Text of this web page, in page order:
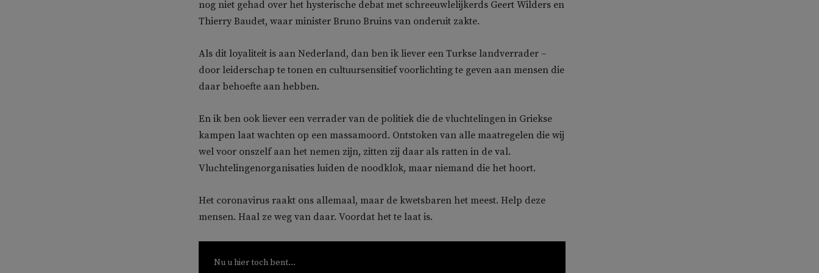
nog niet gehad over het hysterische debat met schreeuwlelijkerds Geert Wilders en
Thierry Baudet, waar minister Bruno Bruins van onderuit zakte.
Als dit loyaliteit is aan Nederland, dan ben ik liever een Turkse landverrader –
door leiderschap te tonen en cultuursensitief voorlichting te geven aan mensen die
daar behoefte aan hebben.
En ik ben ook liever een verrader van de politiek die de vluchtelingen in Griekse
kampen laat wachten op een massamoord. Ontstoken van alle maatregelen die wij
wel voor onszelf aan het nemen zijn, zitten zij daar als ratten in de val.
Vluchtelingenorganisaties luiden de noodklok, maar niemand die het hoort.
Het coronavirus raakt ons allemaal, maar de kwetsbaren het meest. Help deze
mensen. Haal ze weg van daar. Voordat het te laat is.
Nu u hier toch bent...